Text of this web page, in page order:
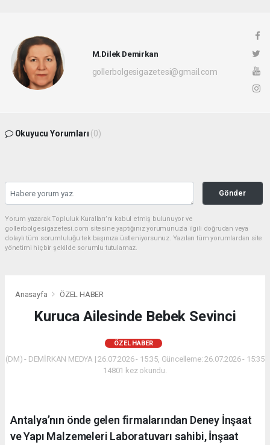
M.Dilek Demirkan
gollerbolgesigazetesi@gmail.com
Okuyucu Yorumları (0)
Gönder
Yorum yazarak Topluluk Kuralları’nı kabul etmiş bulunuyor ve
gollerbolgesigazetesi.com sitesine yaptığınız yorumunuzla ilgili doğrudan veya
dolaylı tüm sorumluluğu tek başınıza üstleniyorsunuz. Yazılan tüm yorumlardan site
yönetimi hiçbir şekilde sorumlu tutulamaz.
Anasayfa ÖZEL HABER
Kuruca Ailesinde Bebek Sevinci
ÖZEL HABER
(DM) - DEMİRKAN MEDYA | 26.07.2026 - 15:35, Güncelleme: 26.07.2026 - 15:35
14801 kez okundu.
Antalya’nın önde gelen firmalarından Deney İnşaat
ve Yapı Malzemeleri Laboratuvarı sahibi, İnşaat